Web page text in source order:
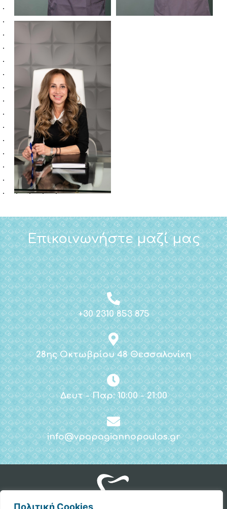
Πολιτική Cookies
Επικοινωνήστε μαζί μας
+30 2310 853 875
28ης Οκτωβρίου 48 Θεσσαλονίκη
Δευτ - Παρ: 10:00 - 21:00
info@vpapagiannopoulos.gr